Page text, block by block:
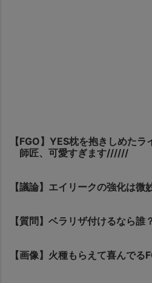
【FGO】YES枕を抱きしめたラ
師匠、可愛すぎます//////
【議論】エイリークの強化は微
【質問】ベラリザ付けるなら誰
【画像】火種もらえて喜んでる